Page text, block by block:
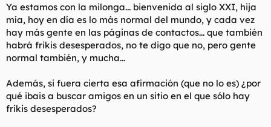
Ya estamos con la milonga... bienvenida al siglo XXI, hija
mía, hoy en día es lo más normal del mundo, y cada vez
hay más gente en las páginas de contactos... que también
habrá frikis desesperados, no te digo que no, pero gente
normal también, y mucha...
Además, si fuera cierta esa afirmación (que no lo es) ¿por
qué ibais a buscar amigos en un sitio en el que sólo hay
frikis desesperados?